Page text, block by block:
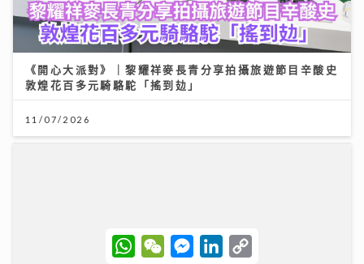
《開心大派對》｜黎耀祥麥長青分享拍攝旅遊節目辛酸史
敦煌花百多元騎駱駝「搖到攰」
11/07/2026
W
h
W
e
M
e
L